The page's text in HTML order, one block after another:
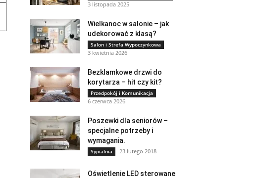
3 listopada 2025
Wielkanoc w salonie – jak
udekorować z klasą?
Salon i Strefa Wypoczynkowa
3 kwietnia 2026
Bezklamkowe drzwi do
korytarza – hit czy kit?
Przedpokój i Komunikacja
6 czerwca 2026
Poszewki dla seniorów –
specjalne potrzeby i
wymagania.
Sypialnia 23 lutego 2018
Oświetlenie LED sterowane